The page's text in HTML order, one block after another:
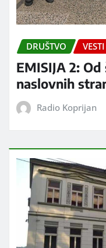
DRUŠTVO VESTI
EMISIJA 2:
naslovnih
Radio Koprijan